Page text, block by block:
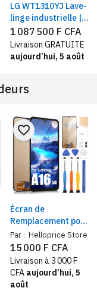
LG WT1310YJ Lave-
linge industrielle |
Lavage 13KG /
Séchage 10KG ,avec
technologie Centre
1 087 500 F CFA
Livraison GRATUITE
aujourd’hui, 5 août
Écran de
Remplacement pour
Samsung Galaxy A16
5G – Compatible
SM-A166B / SM-
A166P / SM-A166E
Par : Helloprice Store
favorite_border
15 000 F CFA
Livraison à 3 000 F
CFA aujourd’hui, 5
août